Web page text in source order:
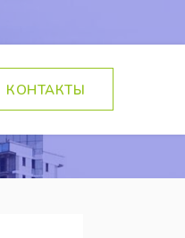
КОНТАКТЫ